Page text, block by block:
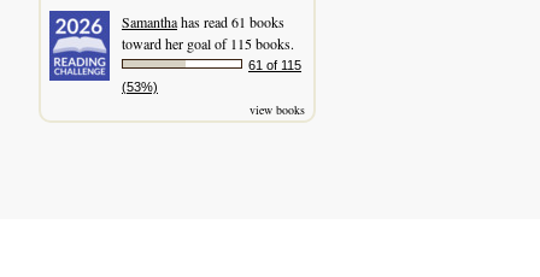
Samanthahas read 61 books
toward her goal of 115 books.
61 of 115
(53%)
view books